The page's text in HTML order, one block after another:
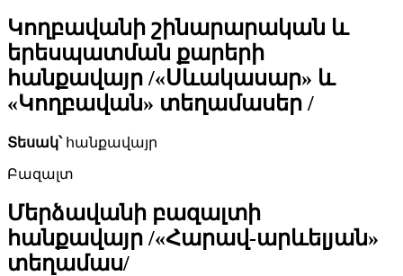
Կողբավանի շինարարական և
երեսպատման քարերի
հանքավայր /«Սևակասար» և
«Կողբավան» տեղամասեր /
Տեսակ՝հանքավայր
Բազալտ
Մերձավանի բազալտի
հանքավայր /«Հարավ-արևելյան»
տեղամաս/